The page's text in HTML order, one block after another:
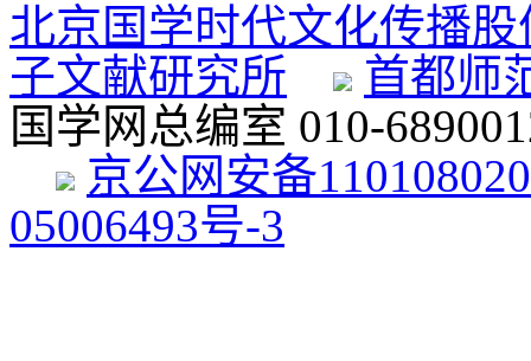
北京国学时代文化传播
子文献研究所
首都师
国学网总编室 010-
京公网安备
05006493号-3